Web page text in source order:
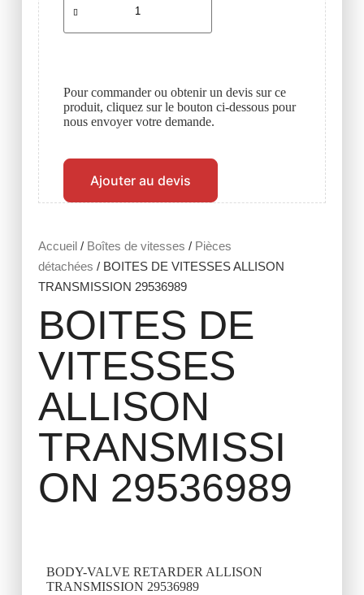
Accueil/ Boîtes de vitesses / Pièces
détachées / BOITES DE VITESSES ALLISON
TRANSMISSION 29536989
BOITES DE
VITESSES
ALLISON
TRANSMISSI
ON 29536989
BODY-VALVE RETARDER ALLISON
TRANSMISSION 29536989
Pour commander ou obtenir un devis sur ce
produit, cliquez sur le bouton ci-dessous pour
nous envoyer votre demande.
Ajouter au devis